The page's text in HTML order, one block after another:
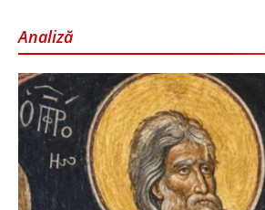
Analiză